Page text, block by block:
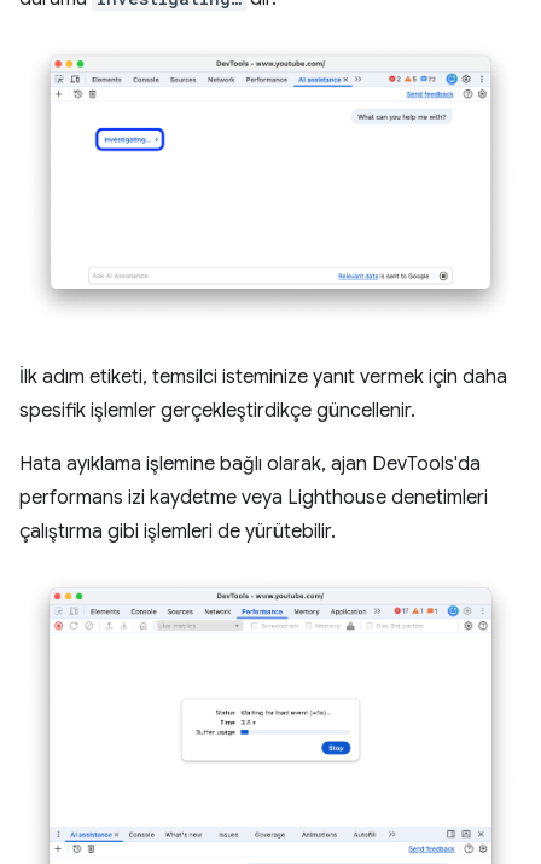
İlk adım etiketi, temsilci isteminize yanıt vermek için daha
spesifik işlemler gerçekleştirdikçe güncellenir.
Hata ayıklama işlemine bağlı olarak, ajan DevTools'da
performans izi kaydetme veya Lighthouse denetimleri
çalıştırma gibi işlemleri de yürütebilir.